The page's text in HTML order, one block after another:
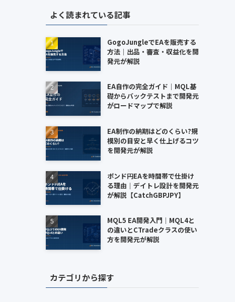
よく読まれている記事
GogoJungleでEAを販売する
方法｜出品・審査・収益化を開
発元が解説
EA自作の完全ガイド｜MQL基
礎からバックテストまで開発元
がロードマップで解説
EA制作の納期はどのくらい?規
模別の目安と早く仕上げるコツ
を開発元が解説
ポンド円EAを時間帯で仕掛け
る理由｜デイトレ設計を開発元
が解説【CatchGBPJPY】
MQL5 EA開発入門｜MQL4と
の違いとCTradeクラスの使い
方を開発元が解説
カテゴリから探す